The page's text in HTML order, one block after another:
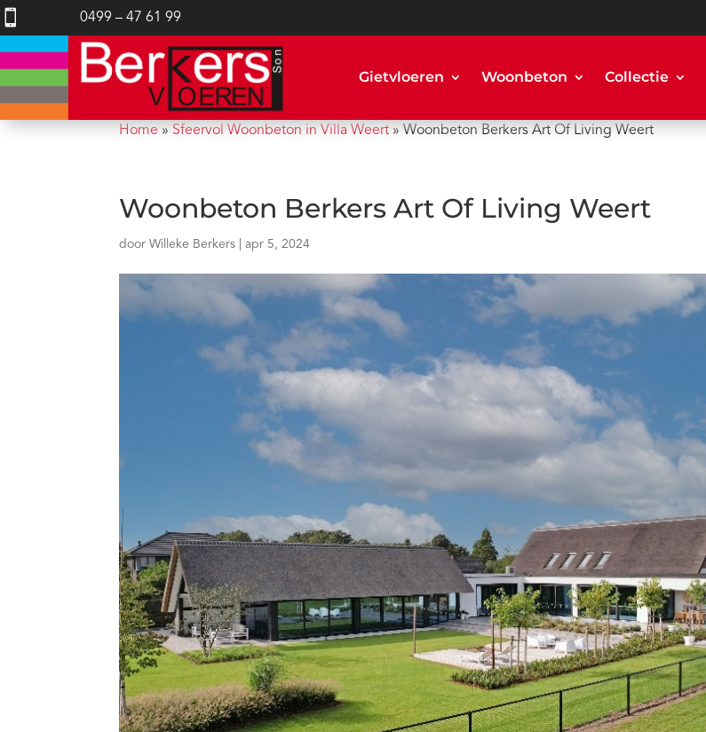
 0499 – 47 61 99
Gietvloeren Woonbeton Collectie
Home » Sfeervol Woonbeton in Villa Weert »Woonbeton Berkers Art Of Living Weert
Woonbeton Berkers Art Of Living Weert
doorWilleke Berkers |apr 5, 2024